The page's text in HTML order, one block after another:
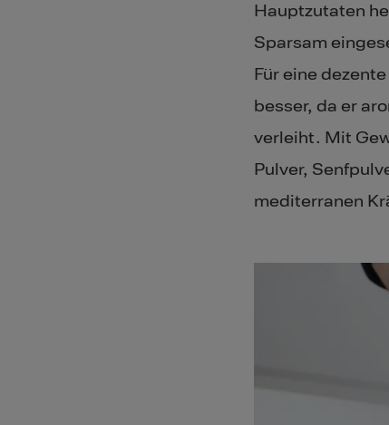
Hauptzutaten
Sparsam
Für eine
besser, da er
verleiht. Mit
Pulver,
mediterranen